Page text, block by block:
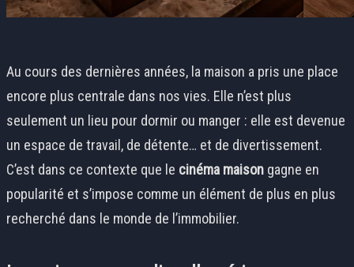
Au cours des dernières années, la maison a pris une place
encore plus centrale dans nos vies. Elle n’est plus
seulement un lieu pour dormir ou manger : elle est devenue
un espace de travail, de détente… et de divertissement.
C’est dans ce contexte que le cinéma maison gagne en
popularité et s’impose comme un élément de plus en plus
recherché dans le monde de l’immobilier.